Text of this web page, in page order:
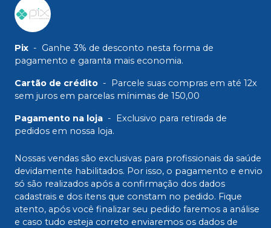
Pix - Ganhe 3% de desconto nesta forma de
pagamento e garanta mais economia.
Cartão de crédito - Parcele suas compras em até 12x
sem juros em parcelas mínimas de 150,00
Pagamento na loja - Exclusivo para retirada de
pedidos em nossa loja.
Nossas vendas são exclusivas para profissionais da saúde
devidamente habilitados. Por isso, o pagamento e envio
só são realizados após a confirmação dos dados
cadastrais e dos itens que constam no pedido. Fique
atento, após você finalizar seu pedido faremos a análise
e caso tudo esteja correto enviaremos os dados de